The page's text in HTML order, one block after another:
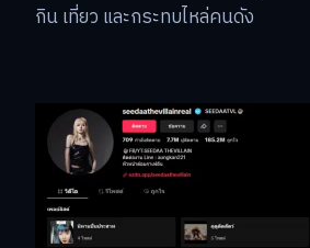
กิน เที่ยว และกระทบไหล่คนดัง